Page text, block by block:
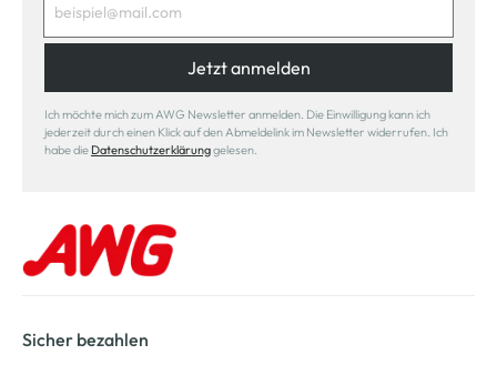
Jetzt anmelden
Ich möchte mich zum AWG Newsletter anmelden. Die Einwilligung kann ich
jederzeit durch einen Klick auf den Abmeldelink im Newsletter widerrufen. Ich
habe die Datenschutzerklärunggelesen.
Sicher bezahlen